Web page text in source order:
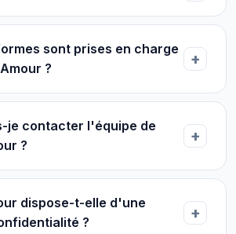
sont prises en charge
?
je contacter l'équipe de
?
dispose-t-elle d'une
?